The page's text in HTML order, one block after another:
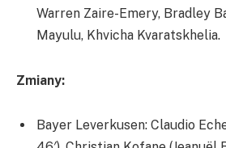
Warren Zaire-Emery, Bradley
Mayulu, Khvicha Kvaratskhelia.
Zmiany:
Bayer Leverkusen: Claudio